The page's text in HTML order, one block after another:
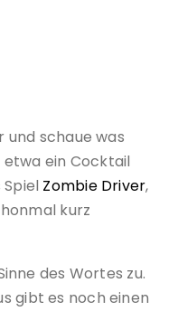
und schaue was
ein Cocktail
Zombie Driver,
kurz
des Wortes zu.
gibt es noch einen